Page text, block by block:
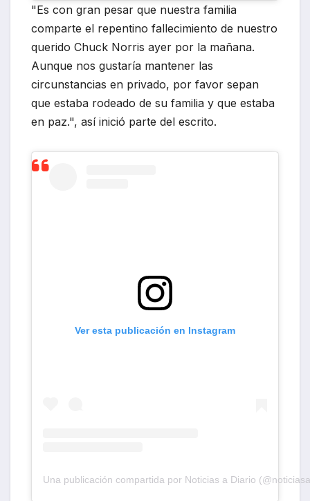
"Es con gran pesar que nuestra familia
comparte el repentino fallecimiento de nuestro
querido Chuck Norris ayer por la mañana.
Aunque nos gustaría mantener las
circunstancias en privado, por favor sepan
que estaba rodeado de su familia y que estaba
en paz.", así inició parte del escrito.
Ver esta publicación en Instagram
Una publicación compartida por Noticias a Diario